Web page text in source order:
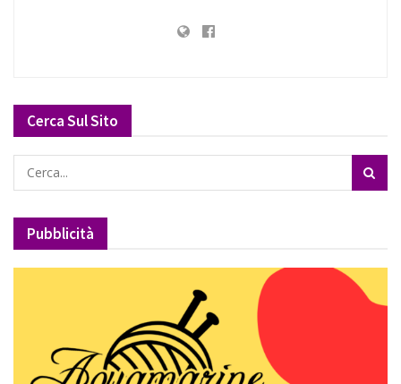
Cerca Sul Sito
Pubblicità